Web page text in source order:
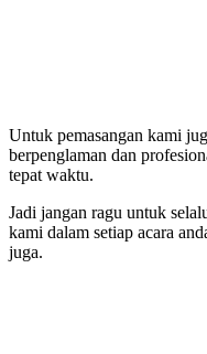
Untuk pemasangan kami
berpenglaman dan
tepat waktu.
Jadi jangan ragu untuk
kami dalam setiap acara
juga.